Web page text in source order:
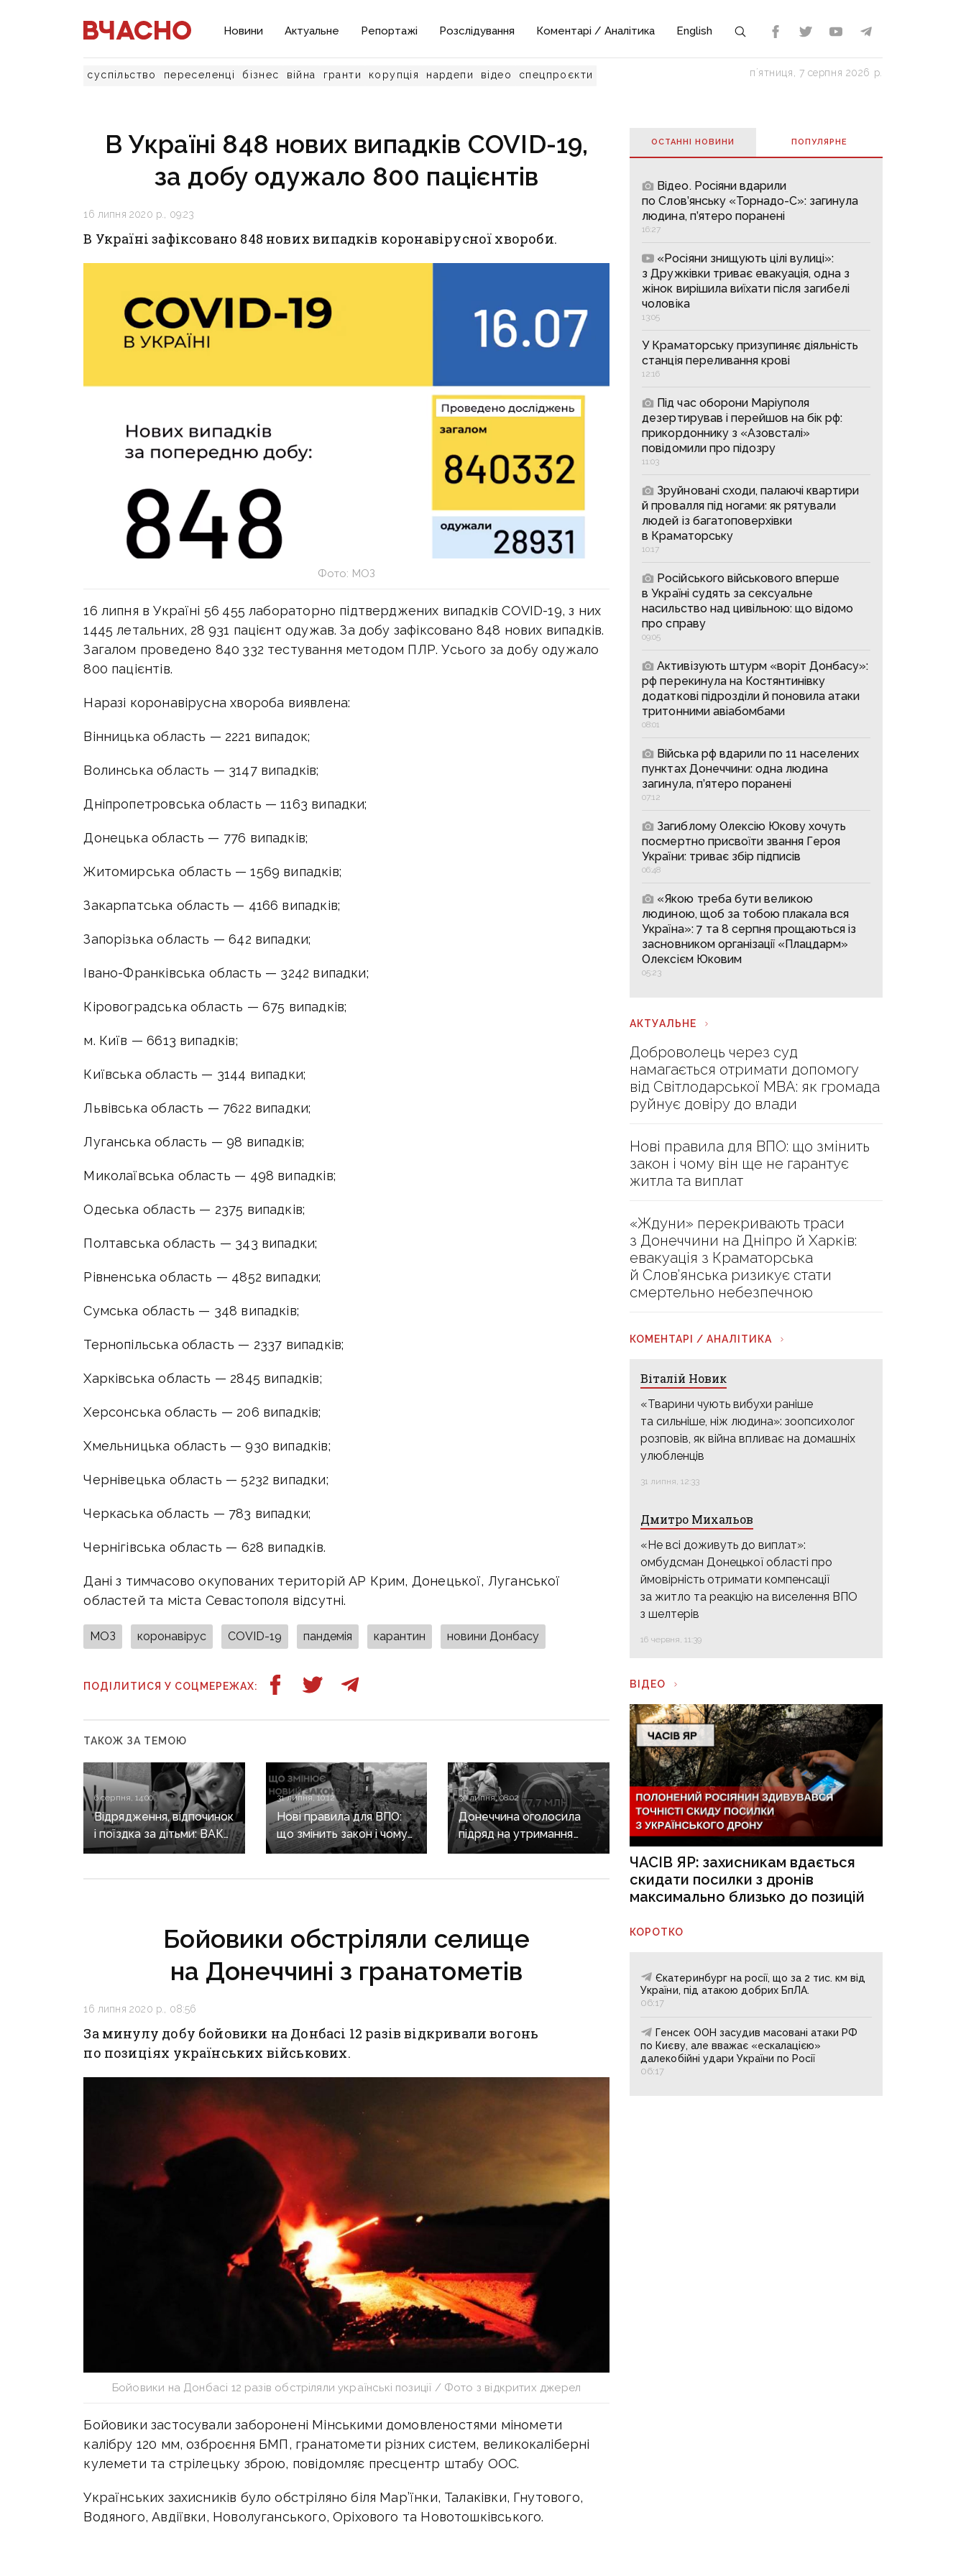
Новини Актуальне Репортажі Розслідування Коментарі / Аналітика English
суспільство переселенці бізнес війна гранти корупція нардепи відео спецпроєкти пʼятниця, 7 серпня 2026 р.
В Україні 848 нових випадків COVID-19,
за добу одужало 800 пацієнтів
16 липня 2020 р., 09:23
В Україні зафіксовано 848 нових випадків коронавірусної хвороби.
Фото: МОЗ
16 липня в Україні 56 455 лабораторно підтверджених випадків COVID-19, з них
1445 летальних, 28 931 пацієнт одужав. За добу зафіксовано 848 нових випадків.
Загалом проведено 840 332 тестування методом ПЛР. Усього за добу одужало
800 пацієнтів.
Наразі коронавірусна хвороба виявлена:
Вінницька область — 2221 випадок;
Волинська область — 3147 випадків;
Дніпропетровська область — 1163 випадки;
Донецька область — 776 випадків;
Житомирська область — 1569 випадків;
Закарпатська область — 4166 випадків;
Запорізька область — 642 випадки;
Івано-Франківська область — 3242 випадки;
Кіровоградська область — 675 випадків;
м. Київ — 6613 випадків;
Київська область — 3144 випадки;
Львівська область — 7622 випадки;
Луганська область — 98 випадків;
Миколаївська область — 498 випадків;
Одеська область — 2375 випадків;
Полтавська область — 343 випадки;
Рівненська область — 4852 випадки;
Сумська область — 348 випадків;
Тернопільська область — 2337 випадків;
Харківська область — 2845 випадків;
Херсонська область — 206 випадків;
Хмельницька область — 930 випадків;
Чернівецька область — 5232 випадки;
Черкаська область — 783 випадки;
Чернігівська область — 628 випадків.
Дані з тимчасово окупованих територій АР Крим, Донецької, Луганської
областей та міста Севастополя відсутні.
МОЗ коронавірус COVID-19 пандемія карантин новини Донбасу
ПОДІЛИТИСЯ У СОЦМЕРЕЖАХ:
ТАКОЖ ЗА ТЕМОЮ
6 серпня, 14:00
Відрядження, відпочинок
і поїздка за дітьми: ВАКС
знову відмовив
31 липня, 10:12
Нові правила для ВПО:
що змінить закон і чому
він ще не гарантує
30 липня, 08:02
Донеччина оголосила
підряд на утримання
дороги
Бойовики обстріляли селище
на Донеччині з гранатометів
16 липня 2020 р., 08:56
За минулу добу бойовики на Донбасі 12 разів відкривали вогонь
по позиціях українських військових.
Бойовики на Донбасі 12 разів обстріляли українські позиції / Фото з відкритих джерел
Бойовики застосували заборонені Мінськими домовленостями міномети
калібру 120 мм, озброєння БМП, гранатомети різних систем, великокаліберні
кулемети та стрілецьку зброю, повідомляє пресцентр штабу ООС.
Українських захисників було обстріляно біля Мар’їнки, Талаківки, Гнутового,
Водяного, Авдіївки, Новолуганського, Оріхового та Новотошківського.
ОСТАННІ НОВИНИ ПОПУЛЯРНE
Відео. Росіяни вдарили
по Слов’янську «Торнадо-С»: загинула
людина, п’ятеро поранені
16:27
«Росіяни знищують цілі вулиці»:
з Дружківки триває евакуація, одна з
жінок вирішила виїхати після загибелі
чоловіка
13:05
У Краматорську призупиняє діяльність
станція переливання крові
12:16
Під час оборони Маріуполя
дезертирував і перейшов на бік рф:
прикордоннику з «Азовсталі»
повідомили про підозру
11:03
Зруйновані сходи, палаючі квартири
й провалля під ногами: як рятували
людей із багатоповерхівки
в Краматорську
10:17
Російського військового вперше
в Україні судять за сексуальне
насильство над цивільною: що відомо
про справу
09:05
Активізують штурм «воріт Донбасу»:
рф перекинула на Костянтинівку
додаткові підрозділи й поновила атаки
тритонними авіабомбами
08:01
Війська рф вдарили по 11 населених
пунктах Донеччини: одна людина
загинула, п’ятеро поранені
07:12
Загиблому Олексію Юкову хочуть
посмертно присвоїти звання Героя
України: триває збір підписів
06:48
«Якою треба бути великою
людиною, щоб за тобою плакала вся
Україна»: 7 та 8 серпня прощаються із
засновником організації «Плацдарм»
Олексієм Юковим
05:23
АКТУАЛЬНЕ
Доброволець через суд
намагається отримати допомогу
від Світлодарської МВА: як громада
руйнує довіру до влади
Нові правила для ВПО: що змінить
закон і чому він ще не гарантує
житла та виплат
«Ждуни» перекривають траси
з Донеччини на Дніпро й Харків:
евакуація з Краматорська
й Слов’янська ризикує стати
смертельно небезпечною
КОМЕНТАРІ / АНАЛІТИКА
Віталій Новик
«Тварини чують вибухи раніше
та сильніше, ніж людина»: зоопсихолог
розповів, як війна впливає на домашніх
улюбленців
31 липня, 12:33
Дмитро Михальов
«Не всі доживуть до виплат»:
омбудсман Донецької області про
ймовірність отримати компенсації
за житло та реакцію на виселення ВПО
з шелтерів
16 червня, 11:39
ВІДЕО
ЧАСІВ ЯР: захисникам вдається
скидати посилки з дронів
максимально близько до позицій
КОРОТКО
Єкатеринбург на росії, що за 2 тис. км від
України, під атакою добрих БпЛА.
06:17
Генсек ООН засудив масовані атаки РФ
по Києву, але вважає «ескалацією»
далекобійні удари України по Росії
06:17